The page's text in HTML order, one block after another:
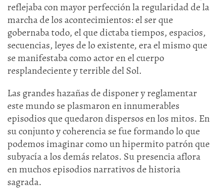
reflejaba con mayor perfección la regularidad de la
marcha de los acontecimientos: el ser que
gobernaba todo, el que dictaba tiempos, espacios,
secuencias, leyes de lo existente, era el mismo que
se manifestaba como actor en el cuerpo
resplandeciente y terrible del Sol.
Las grandes hazañas de disponer y reglamentar
este mundo se plasmaron en innumerables
episodios que quedaron dispersos en los mitos. En
su conjunto y coherencia se fue formando lo que
podemos imaginar como un hipermito patrón que
subyacía a los demás relatos. Su presencia aflora
en muchos episodios narrativos de historia
sagrada.